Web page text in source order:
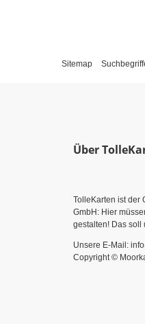
Sitemap
Über
TolleKarten ist der
GmbH: Hier
gestalten! Das soll
Unsere E-Mail:
Copyright ©